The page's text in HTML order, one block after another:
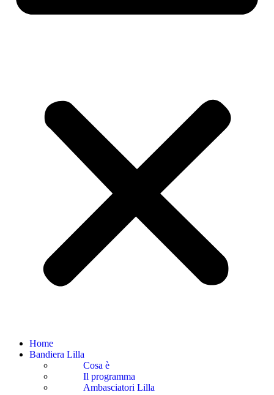
Home
Bandiera Lilla
Cosa è
Il programma
Ambasciatori Lilla